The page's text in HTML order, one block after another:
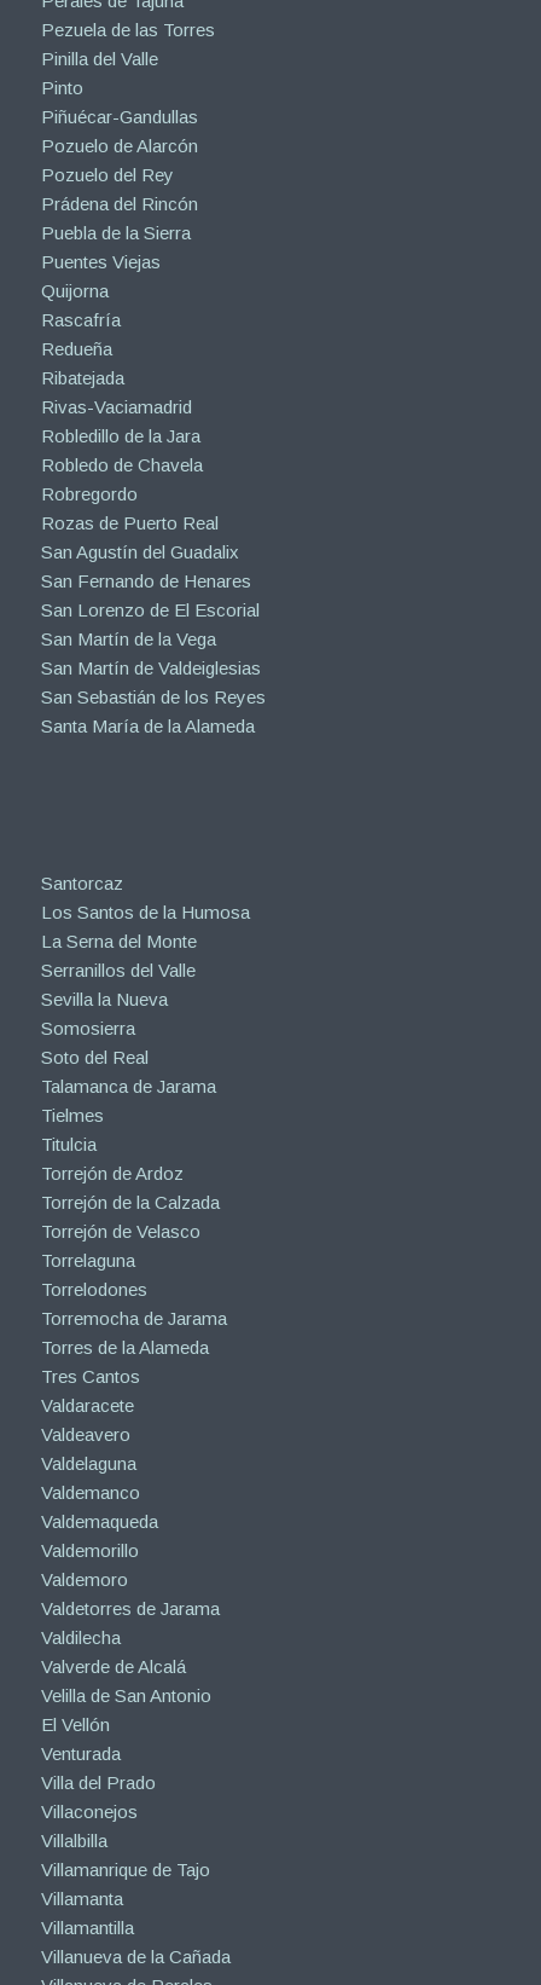
Pezuela de las Torres
Pinilla del Valle
Pinto
Piñuécar-Gandullas
Pozuelo de Alarcón
Pozuelo del Rey
Prádena del Rincón
Puebla de la Sierra
Puentes Viejas
Quijorna
Rascafría
Redueña
Ribatejada
Rivas-Vaciamadrid
Robledillo de la Jara
Robledo de Chavela
Robregordo
Rozas de Puerto Real
San Agustín del Guadalix
San Fernando de Henares
San Lorenzo de El Escorial
San Martín de la Vega
San Martín de Valdeiglesias
San Sebastián de los Reyes
Santa María de la Alameda
Santorcaz
Los Santos de la Humosa
La Serna del Monte
Serranillos del Valle
Sevilla la Nueva
Somosierra
Soto del Real
Talamanca de Jarama
Tielmes
Titulcia
Torrejón de Ardoz
Torrejón de la Calzada
Torrejón de Velasco
Torrelaguna
Torrelodones
Torremocha de Jarama
Torres de la Alameda
Tres Cantos
Valdaracete
Valdeavero
Valdelaguna
Valdemanco
Valdemaqueda
Valdemorillo
Valdemoro
Valdetorres de Jarama
Valdilecha
Valverde de Alcalá
Velilla de San Antonio
El Vellón
Venturada
Villa del Prado
Villaconejos
Villalbilla
Villamanrique de Tajo
Villamanta
Villamantilla
Villanueva de la Cañada